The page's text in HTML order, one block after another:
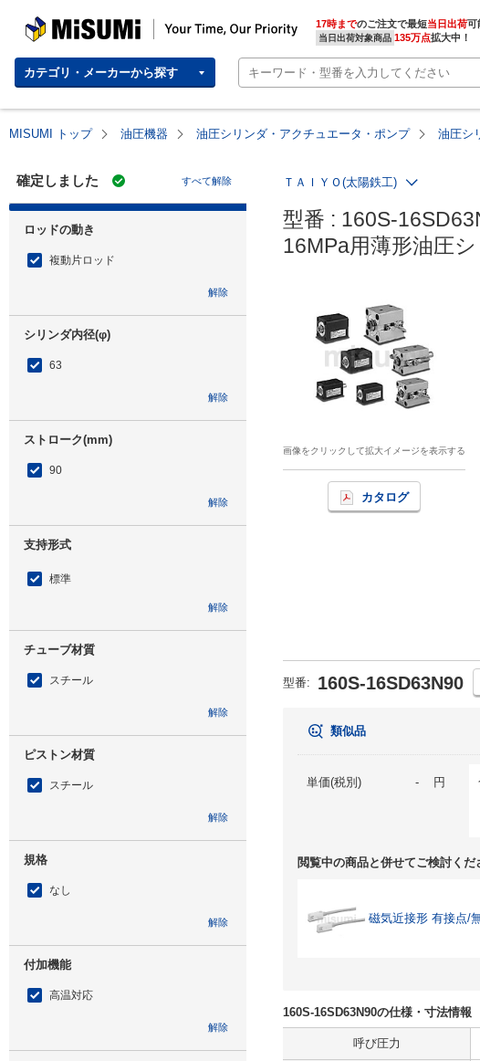
MISUMI | Your Time, Our Priority 17時までのご注文で最短当日出荷
当日出荷対象商品 135万点拡大中！
カテゴリ・メーカーから探す
MISUMI トップ 油圧機器 油圧シリンダ・アクチュエータ・ポンプ 油圧シ
確定しました すべて解除
ロッドの動き
複動片ロッド
解除
シリンダ内径(φ)
63
解除
ストローク(mm)
90
解除
支持形式
標準
解除
チューブ材質
スチール
解除
ピストン材質
スチール
解除
規格
なし
解除
付加機能
高温対応
解除
ＴＡＩＹＯ(太陽鉄工)
型番 : 160S-
16MPa用薄形油圧
画像をクリックして拡大イメージを表示する
カタログ
型番: 160S-16SD63N90
類似品
単価(税別) - 円
閲覧中の商品と併せてご検討くだ
磁気近接形 有接点/
160S-16SD63N90の仕様・寸法情報
呼び圧力